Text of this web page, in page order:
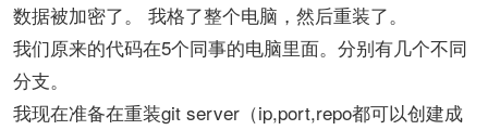
数据被加密了。 我格了整个电脑，然后重装了。
我们原来的代码在5个同事的电脑里面。分别有几个不同
分支。
我现在准备在重装git server（ip,port,repo都可以创建成